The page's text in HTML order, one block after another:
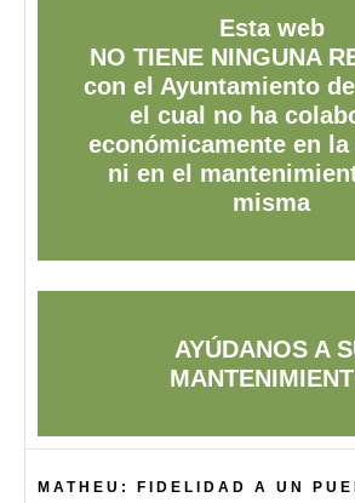
Esta web
NO TIENE NINGUNA
con el Ayuntamiento
el cual no ha
económicamente en
ni en el
misma
AYÚDANOS A
MATHEU: FIDELIDAD A UN